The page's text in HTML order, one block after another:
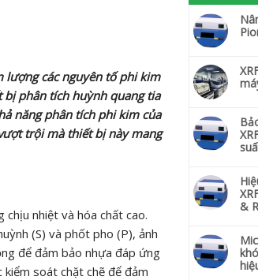
lượng các nguyên tố phi kim
bị phân tích huỳnh quang tia
năng phân tích phi kim của
trội mà thiết bị này mang
nhiệt và hóa chất cao.
(S) và phốt pho (P), ảnh
để đảm bảo nhựa đáp ứng
soát chặt chẽ để đảm
&